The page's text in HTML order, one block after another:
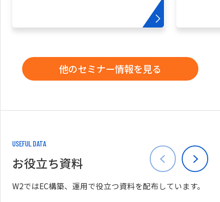
他のセミナー情報を見る
USEFUL DATA
お役立ち資料
W2ではEC構築、運用で役立つ資料を配布しています。